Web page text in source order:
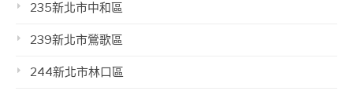
235新北市中和區
239新北市鶯歌區
244新北市林口區